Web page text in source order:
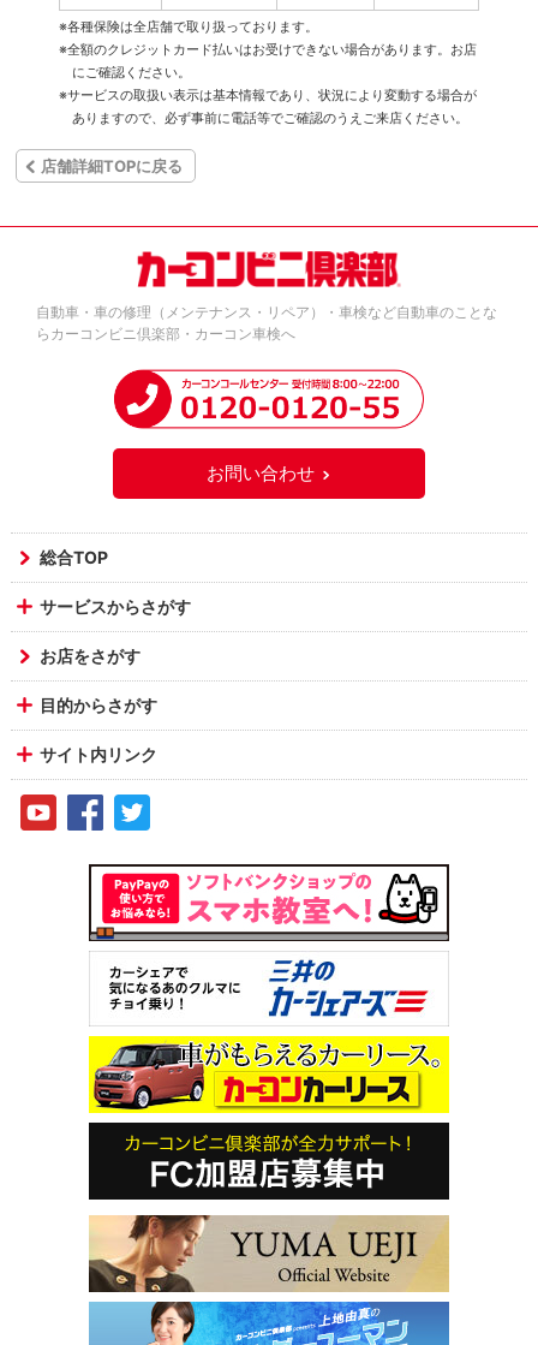
※各種保険は全店舗で取り扱っております。
※全額のクレジットカード払いはお受けできない場合があります。お店
にご確認ください。
※サービスの取扱い表示は基本情報であり、状況により変動する場合が
ありますので、必ず事前に電話等でご確認のうえご来店ください。
店舗詳細TOPに戻る
自動車・車の修理（メンテナンス・リペア）・車検など自動車のことな
らカーコンビニ倶楽部・カーコン車検へ
お問い合わせ
総合TOP
サービスからさがす
お店をさがす
目的からさがす
サイト内リンク